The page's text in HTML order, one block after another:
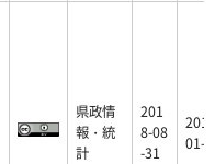
県政情
報・統
計
201
8-08
-31
01-